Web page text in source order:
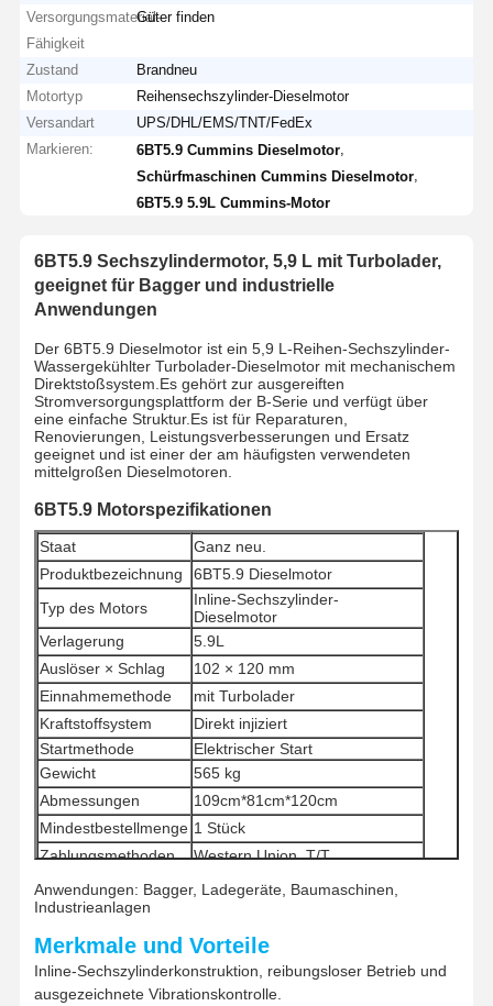
Versorgungsmaterial-
Fähigkeit
Güter finden
Zustand
Brandneu
Motortyp
Reihensechszylinder-Dieselmotor
Versandart
UPS/DHL/EMS/TNT/FedEx
Markieren:
6BT5.9 Cummins Dieselmotor
Schürfmaschinen Cummins Dieselmotor
6BT5.9 5.9L Cummins-Motor
6BT5.9 Sechszylindermotor, 5,9 L mit Turbolader,
geeignet für Bagger und industrielle
Anwendungen
Der 6BT5.9 Dieselmotor ist ein 5,9 L-Reihen-Sechszylinder-
Wassergekühlter Turbolader-Dieselmotor mit mechanischem
Direktstoßsystem.Es gehört zur ausgereiften
Stromversorgungsplattform der B-Serie und verfügt über
eine einfache Struktur.Es ist für Reparaturen,
Renovierungen, Leistungsverbesserungen und Ersatz
geeignet und ist einer der am häufigsten verwendeten
mittelgroßen Dieselmotoren.
6BT5.9 Motorspezifikationen
Staat
Ganz neu.
Produktbezeichnung
6BT5.9 Dieselmotor
Typ des Motors
Inline-Sechszylinder-
Dieselmotor
Verlagerung
5.9L
Auslöser × Schlag
102 × 120 mm
Einnahmemethode
mit Turbolader
Kraftstoffsystem
Direkt injiziert
Startmethode
Elektrischer Start
Gewicht
565 kg
Abmessungen
109cm*81cm*120cm
Mindestbestellmenge 1 Stück
Zahlungsmethoden
Western Union, T/T
Versandmethoden
UPS / DHL / EMS / TNT / FedEx
Anwendungen: Bagger, Ladegeräte, Baumaschinen,
Industrieanlagen
Merkmale und Vorteile
Inline-Sechszylinderkonstruktion, reibungsloser Betrieb und
ausgezeichnete Vibrationskontrolle.